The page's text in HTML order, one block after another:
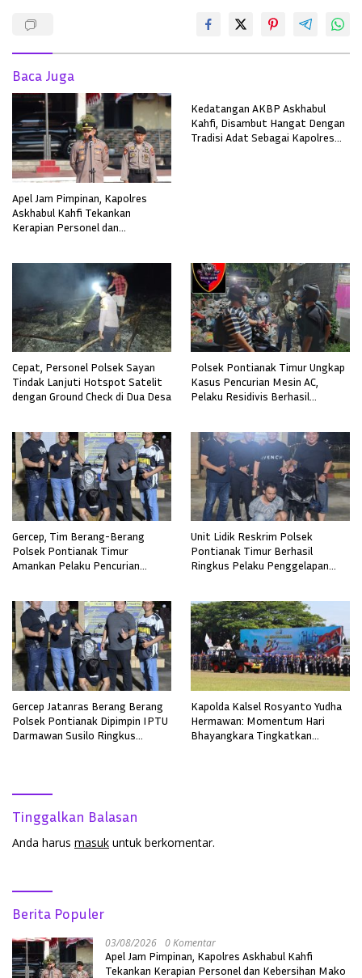
Baca Juga
Apel Jam Pimpinan, Kapolres
Askhabul Kahfi Tekankan
Kerapian Personel dan
Kedatangan AKBP Askhabul
Kahfi, Disambut Hangat Dengan
Tradisi Adat Sebagai Kapolres
Cepat, Personel Polsek Sayan
Tindak Lanjuti Hotspot Satelit
dengan Ground Check di Dua Desa
Polsek Pontianak Timur Ungkap
Kasus Pencurian Mesin AC,
Pelaku Residivis Berhasil
Gercep, Tim Berang-Berang
Polsek Pontianak Timur
Amankan Pelaku Pencurian
Unit Lidik Reskrim Polsek
Pontianak Timur Berhasil
Ringkus Pelaku Penggelapan
Gercep Jatanras Berang Berang
Polsek Pontianak Dipimpin IPTU
Darmawan Susilo Ringkus
Kapolda Kalsel Rosyanto Yudha
Hermawan: Momentum Hari
Bhayangkara Tingkatkan
Tinggalkan Balasan
Anda harus masuk untuk berkomentar.
Berita Populer
03/08/2026 0 Komentar
Apel Jam Pimpinan, Kapolres Askhabul Kahfi
Tekankan Kerapian Personel dan Kebersihan Mako